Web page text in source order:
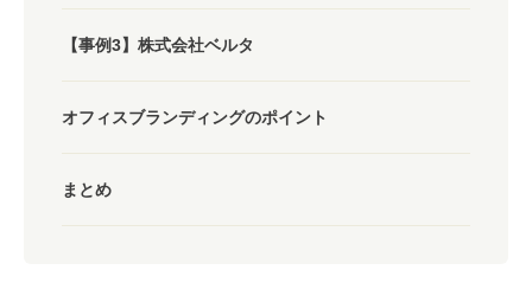
【事例3】株式会社ベルタ
オフィスブランディングのポイント
まとめ